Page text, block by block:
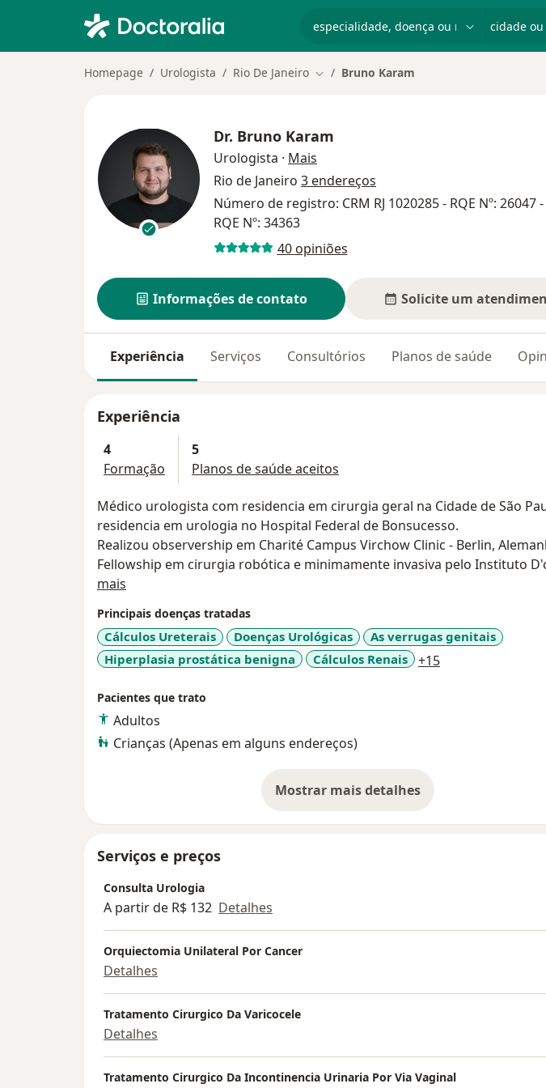
Homepage Urologista Rio De Janeiro Mudar de cidade
Bruno Karam
Dr. Bruno Karam
Urologista · Mais
Rio de Janeiro 3 endereços
Número de registro: CRM RJ 1020285 - RQE Nº: 26047 -
RQE Nº: 34363
40 opiniões
Informações de contato Solicite um
Experiência Serviços Consultórios Planos de saúde
Experiência
4
Formação
5
Planos de saúde aceitos
Médico urologista com residencia em cirurgia geral na Cidade de São Paulo e
residencia em urologia no Hospital Federal de Bonsucesso.
Realizou observership em Charité Campus Virchow Clinic - Berlin,
Fellowship em cirurgia robótica e minimamente invasiva pelo Instituto
mais
Principais doenças tratadas
Cálculos Ureterais Doenças Urológicas
As verrugas genitais
Hiperplasia prostática benigna
Cálculos Renais +15
Pacientes que trato
Adultos
Crianças (Apenas em alguns endereços)
Mostrar mais detalhes
sobre a experiência
Serviços e preços
Consulta Urologia
A partir de R$ 132 Detalhes
Orquiectomia Unilateral Por Cancer
Detalhes
Tratamento Cirurgico Da Varicocele
Detalhes
Tratamento Cirurgico Da Incontinencia Urinaria Por Via Vaginal